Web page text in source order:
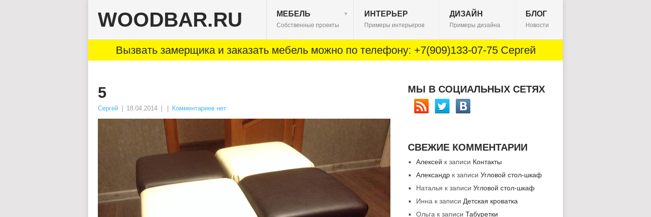
WOODBAR.RU МЕБЕЛЬ
Собственные проекты
▼ ИНТЕРЬЕР
Примеры интерьеров
ДИЗАЙН
Примеры дизайна
БЛОГ
Новости
Вызвать замерщика и заказать мебель можно по телефону: +7(909)133-07-75 Сергей
5
Сергей 18.04.2014 Комментариев нет
МЫ В СОЦИАЛЬНЫХ СЕТЯХ
СВЕЖИЕ КОММЕНТАРИИ
Алексей к записи Контакты
Александр к записиУгловой стол-шкаф
Наталья к записиУгловой стол-шкаф
Инна к записи Детская кроватка
Ольга к записиТабуретки